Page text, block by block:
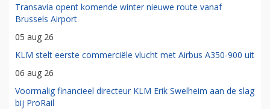
Transavia opent komende winter nieuwe route vanaf
Brussels Airport
05 aug 26
KLM stelt eerste commerciële vlucht met Airbus A350-900 uit
06 aug 26
Voormalig financieel directeur KLM Erik Swelheim aan de slag
bij ProRail